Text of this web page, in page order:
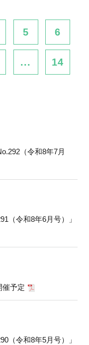
5 6
... 14
（令和8年7月
（令和8年6月号）」
催予定
（令和8年5月号）」